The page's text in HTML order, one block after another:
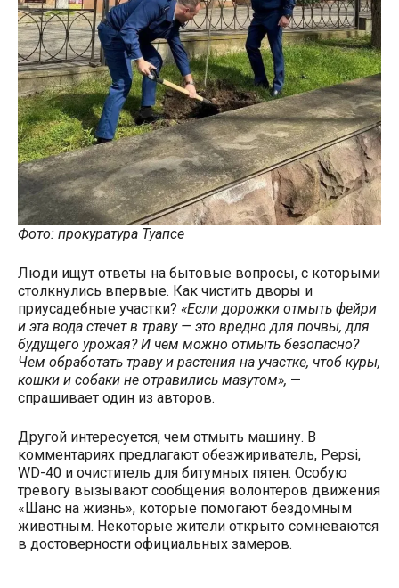
Фото: прокуратура Туапсе
Люди ищут ответы на бытовые вопросы, с которыми
столкнулись впервые. Как чистить дворы и
приусадебные участки? «Если дорожки отмыть фейри
и эта вода стечет в траву — это вредно для почвы, для
будущего урожая? И чем можно отмыть безопасно?
Чем обработать траву и растения на участке, чтоб куры,
кошки и собаки не отравились мазутом», —
спрашивает один из авторов.
Другой интересуется, чем отмыть машину. В
комментариях предлагают обезжириватель, Pepsi,
WD-40 и очиститель для битумных пятен. Особую
тревогу вызывают сообщения волонтеров движения
«Шанс на жизнь», которые помогают бездомным
животным. Некоторые жители открыто сомневаются
в достоверности официальных замеров.